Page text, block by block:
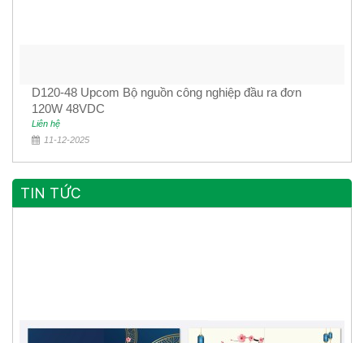
D120-48 Upcom Bộ nguồn công nghiệp đầu ra đơn
120W 48VDC
Liên hệ
11-12-2025
TIN TỨC